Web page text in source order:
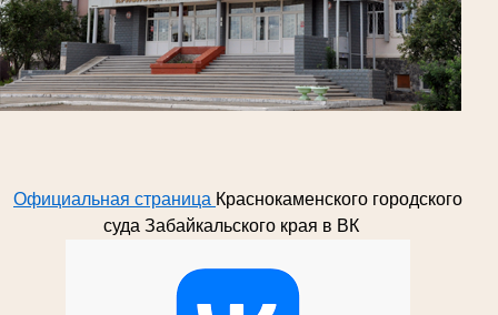
Официальная страница Краснокаменского городского
суда Забайкальского края в ВК